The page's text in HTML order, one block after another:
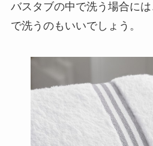
バスタブの中で洗う場合に
で洗うのもいいでしょう。